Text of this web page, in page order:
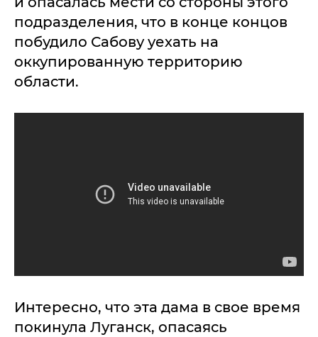
подразделения, что в конце концов
побудило Сабову уехать на
оккупированную территорию
области.
Интересно, что эта дама в свое время
покинула Луганск, опасаясь